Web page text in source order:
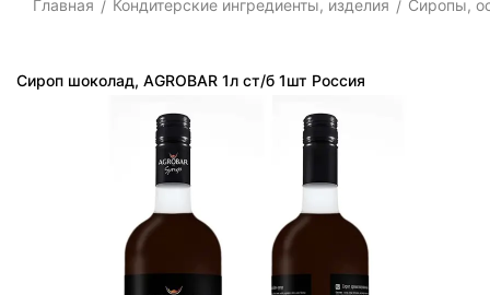
Главная / Кондитерские ингредиенты, изделия / Сиропы,
Сироп шоколад, AGROBAR 1л ст/б 1шт Россия